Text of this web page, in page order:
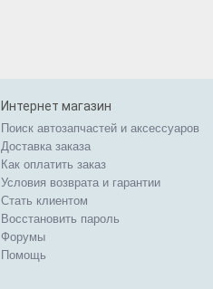
Интернет магазин
Поиск автозапчастей и аксессуаров
Доставка заказа
Как оплатить заказ
Условия возврата и гарантии
Стать клиентом
Восстановить пароль
Форумы
Помощь